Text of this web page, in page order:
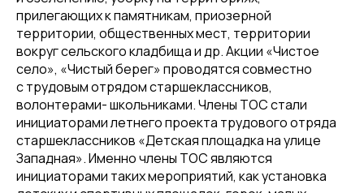
прилегающих к памятникам, приозерной
территории, общественных мест, территории
вокруг сельского кладбища и др. Акции «Чистое
село», «Чистый берег» проводятся совместно
с трудовым отрядом старшеклассников,
волонтерами- школьниками. Члены ТОС стали
инициаторами летнего проекта трудового отряда
старшеклассников «Детская площадка на улице
Западная». Именно члены ТОС являются
инициаторами таких мероприятий, как установка